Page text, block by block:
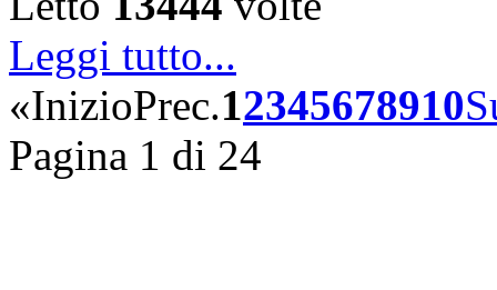
Leggi tutto...
«InizioPrec.12345678910
Pagina 1 di 24